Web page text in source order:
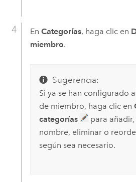
En Categorías, haga clic en
miembro.
Sugerencia:
Si ya se han configurado
de miembro, haga clic en
categorías
para
nombre, eliminar o
según sea necesario.